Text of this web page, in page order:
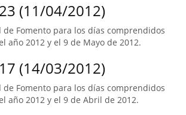
(11/04/2012)
de Fomento para los días comprendidos
año 2012 y el 9 de Mayo de 2012.
(14/03/2012)
de Fomento para los días comprendidos
año 2012 y el 9 de Abril de 2012.